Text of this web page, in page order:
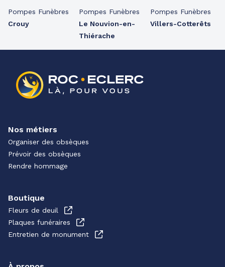
Pompes Funèbres
Crouy
Pompes Funèbres
Le Nouvion-en-
Thiérache
Pompes Funèbres
Villers-Cotterêts
Nos métiers
Organiser des obsèques
Prévoir des obsèques
Rendre hommage
Boutique
Fleurs de deuil
Plaques funéraires
Entretien de monument